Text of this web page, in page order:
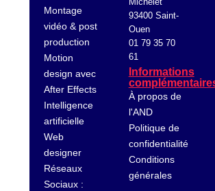
Montage
vidéo & post
production
Motion
design avec
After Effects
Intelligence
artificielle
Web
designer
Réseaux
Sociaux :
93400 Saint-
Ouen
01 79 35 70
61
Informations
À propos de
l'AND
Politique de
confidentialité
Conditions
générales